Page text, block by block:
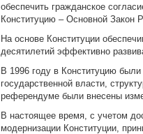
обеспечить гражданское
Конституцию – Основной Закон
На основе Конституции
десятилетий эффективно
В 1996 году в Конституцию
государственной власти,
референдуме были внесены
В настоящее время, с учетом
модернизации Конституции,